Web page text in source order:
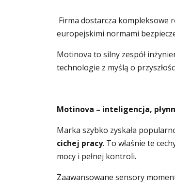
Firma dostarcza kompleksowe
europejskimi normami
Motinova to silny zespół
technologie z myślą o
Motinova – inteligencja,
Marka szybko zyskała
cichej pracy. To właśnie te
mocy i pełnej kontroli.
Zaawansowane sensory